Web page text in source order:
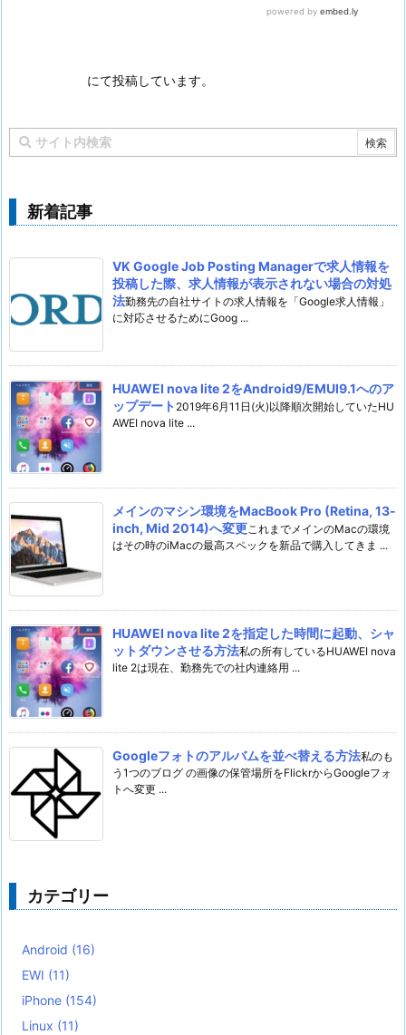
にて投稿しています。
新着記事
VK Google Job Posting Managerで求人情報を
投稿した際、求人情報が表示されない場合の対処
法勤務先の自社サイトの求人情報を「Google求人情報」
に対応させるためにGoog ...
HUAWEI nova lite 2をAndroid9/EMUI9.1へのア
ップデート 2019年6月11日(火)以降順次開始していたHU
AWEI nova lite ...
メインのマシン環境をMacBook Pro (Retina, 13-
inch, Mid 2014)へ変更これまでメインのMacの環境
はその時のiMacの最高スペックを新品で購入してきま ...
HUAWEI nova lite 2を指定した時間に起動、シャ
ットダウンさせる方法私の所有しているHUAWEI nova
lite 2は現在、勤務先での社内連絡用 ...
Googleフォトのアルバムを並べ替える方法私のも
う1つのブログ の画像の保管場所をFlickrからGoogleフォ
トへ変更 ...
カテゴリー
Android (16)
EWI (11)
iPhone (154)
Linux (11)